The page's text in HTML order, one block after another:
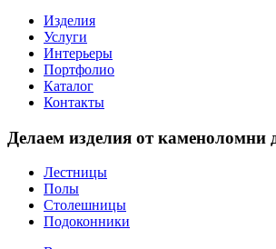
Изделия
Услуги
Интерьеры
Портфолио
Каталог
Контакты
Делаем изделия от каменоломни
Лестницы
Полы
Столешницы
Подоконники